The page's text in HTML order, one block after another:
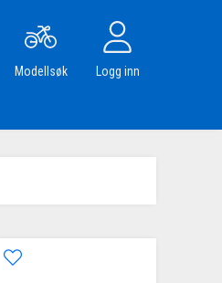
Modellsøk Logg inn